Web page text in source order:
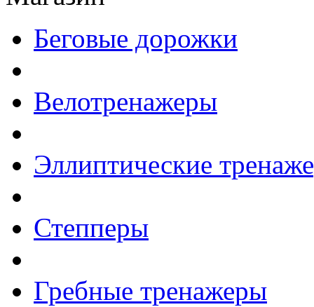
Беговые дорожки
Велотренажеры
Эллиптические
Степперы
Гребные тренажеры